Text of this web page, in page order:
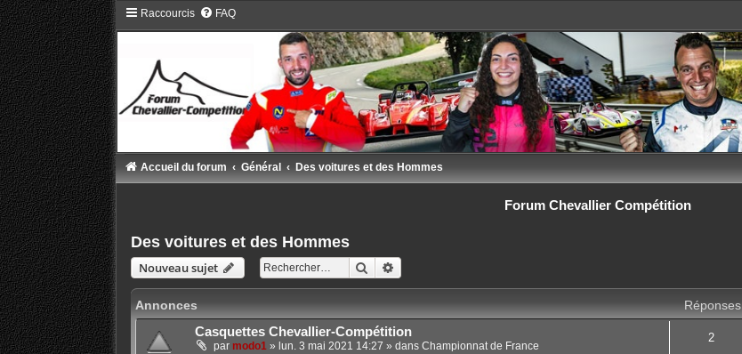
Raccourcis FAQ
Accueil du forum Général Des voitures et des Hommes
Forum Chevallier Compétition
Des voitures et des Hommes
Nouveau sujet Rechercher
Annonces Réponses
Casquettes Chevallier-Compétition
par modo1» lun. 3 mai 2021 14:27 » dans Championnat de France
2